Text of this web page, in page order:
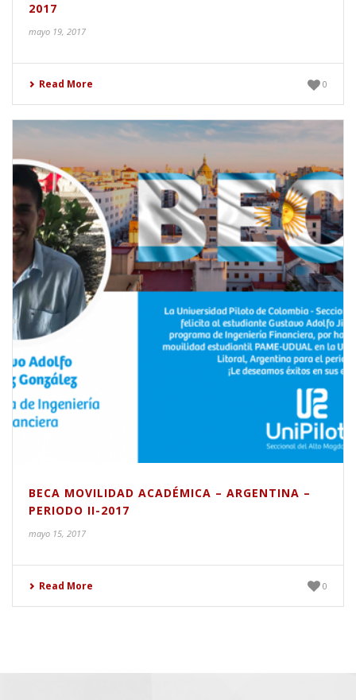
2017
mayo 19, 2017
Read More 0
BECA MOVILIDAD ACADÉMICA – ARGENTINA –
PERIODO II-2017
mayo 15, 2017
Read More 0